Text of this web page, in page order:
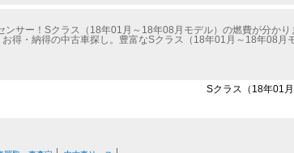
サー！Sクラス（18年01月～18年08月モデル）の燃費が分かり
得・納得の中古車探し。豊富なSクラス（18年01月～18年08
Sクラス（18年01